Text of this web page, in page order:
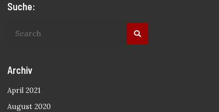
Suche:
Archiv
April 2021
August 2020